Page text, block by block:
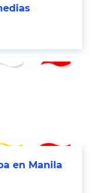
en Manila